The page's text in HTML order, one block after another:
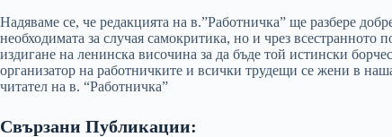
Надяваме се, че редакцията на в.”Работничка” ще разбере
необходимата за случая самокритика, но и чрез всестранното
издигане на ленинска височина за да бъде той истински
организатор на работничките и всички трудещи се жени в
читател на в. “Работничка”
Свързани Публикации: